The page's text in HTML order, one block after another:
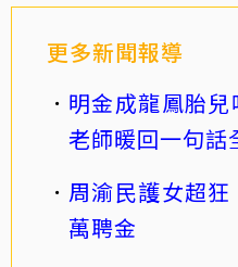
更多新聞報導
明金成龍鳳胎
老師暖回一句話
周渝民護女超
萬聘金